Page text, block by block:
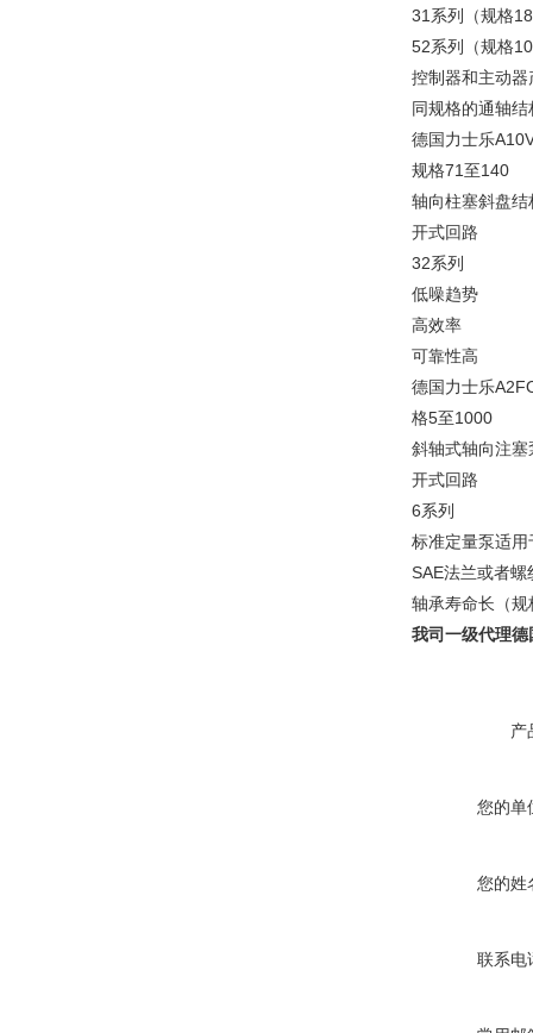
31系列（规格
52系列（规格
控制器和主动
同规格的通轴
德国力士乐
规格71至140
轴向柱塞斜盘结
开式回路
32系列
低噪趋势
高效率
可靠性高
德国力士乐
格5至1000
斜轴式轴向注塞
开式回路
6系列
标准定量泵适用
SAE法兰或者螺
轴承寿命长（
我司一级代理德
产
您的单
您的姓
联系电